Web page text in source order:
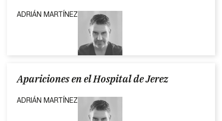
ADRIÁN MARTÍNEZ
Apariciones en el Hospital de Jerez
ADRIÁN MARTÍNEZ